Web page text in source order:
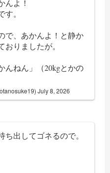
んよ！
す。
で、あかんよ！と静か
りましたが。
んねん」（20kgとかの
July 8, 2026
出してゴネるので。